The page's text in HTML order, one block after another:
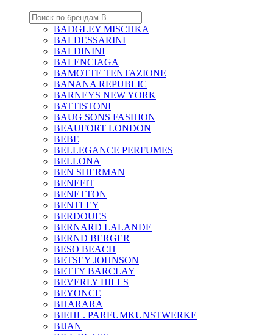
BADGLEY MISCHKA
BALDESSARINI
BALDININI
BALENCIAGA
BAMOTTE TENTAZIONE
BANANA REPUBLIC
BARNEYS NEW YORK
BATTISTONI
BAUG SONS FASHION
BEAUFORT LONDON
BEBE
BELLEGANCE PERFUMES
BELLONA
BEN SHERMAN
BENEFIT
BENETTON
BENTLEY
BERDOUES
BERNARD LALANDE
BERND BERGER
BESO BEACH
BETSEY JOHNSON
BETTY BARCLAY
BEVERLY HILLS
BEYONCE
BHARARA
BIEHL. PARFUMKUNSTWERKE
BIJAN